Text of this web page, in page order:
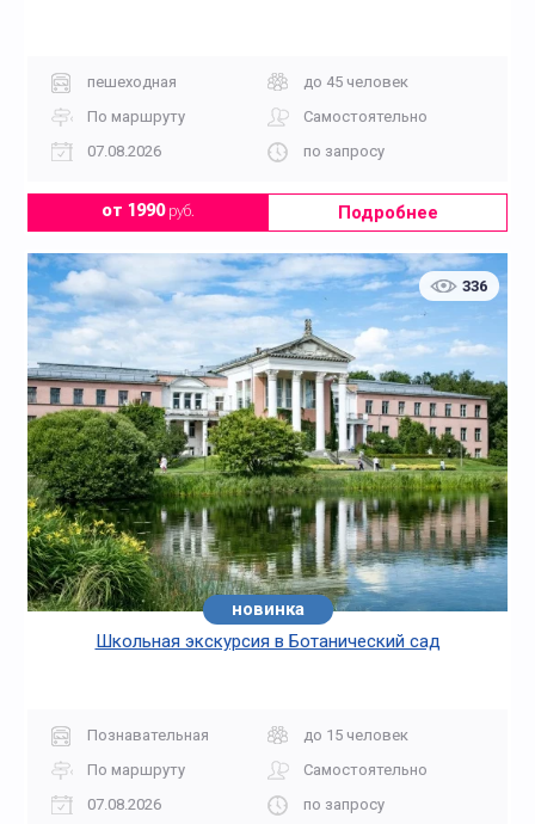
пешеходная
до 45 человек
По маршруту
Самостоятельно
07.08.2026
по запросу
от 1990руб. Подробнее
336
новинка
Школьная экскурсия в Ботанический сад
Познавательная
до 15 человек
По маршруту
Самостоятельно
07.08.2026
по запросу